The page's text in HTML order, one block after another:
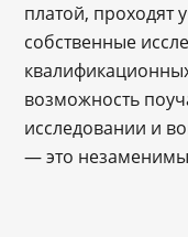
платой, проходят
собственные
возможность
исследовании и
— это